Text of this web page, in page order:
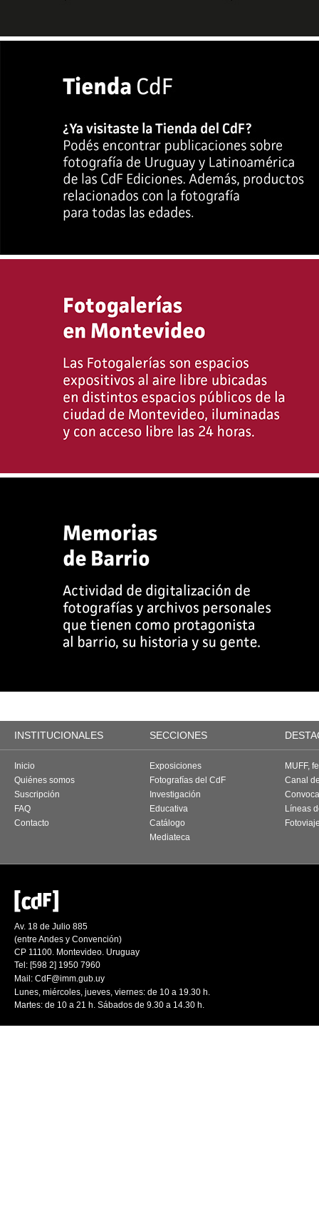
INSTITUCIONALES SECCIONES
Inicio
Quiénes somos
Suscripción
FAQ
Contacto
Exposiciones
Fotografías del CdF
Investigación
Educativa
Catálogo
Mediateca
MUFF,
Canal
Líneas
Av. 18 de Julio 885
(entre Andes y Convención)
CP 11100. Montevideo. Uruguay
Tel: [598 2] 1950 7960
Mail: CdF@imm.gub.uy
Lunes, miércoles, jueves, viernes: de 10 a 19.30 h.
Martes: de 10 a 21 h. Sábados de 9.30 a 14.30 h.